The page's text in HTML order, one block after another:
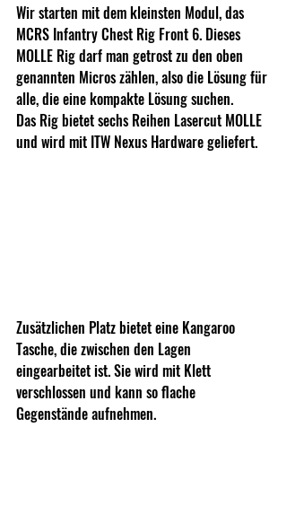
Wir starten mit dem kleinsten Modul, das
MCRS Infantry Chest Rig Front 6. Dieses
MOLLE Rig darf man getrost zu den oben
genannten Micros zählen, also die Lösung für
alle, die eine kompakte Lösung suchen.
Das Rig bietet sechs Reihen Lasercut MOLLE
und wird mit ITW Nexus Hardware geliefert.
Zusätzlichen Platz bietet eine Kangaroo
Tasche, die zwischen den Lagen
eingearbeitet ist. Sie wird mit Klett
verschlossen und kann so flache
Gegenstände aufnehmen.